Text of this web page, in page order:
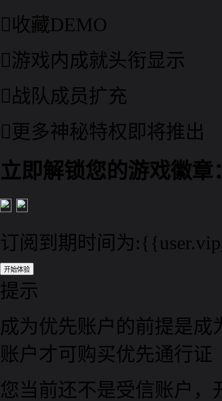
收藏DEMO
游戏内成就头衔显示
战队成员扩充
更多神秘特权即将推出
立即解锁您的游戏徽章
订阅到期时间为:
开始体验
提示
成为优先账户的前提是
账户才可购买优先通行证
您当前还不是受信账户，